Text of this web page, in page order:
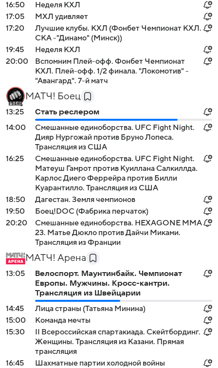
16:50
Неделя КХЛ
17:05
МХЛ удивляет
17:20
Лучшие клубы. КХЛ (Фонбет Чемпионат КХЛ.
СКА -"Динамо" (Минск))
19:45
Неделя КХЛ
20:00
Вспомним Плей-офф. Фонбет Чемпионат
КХЛ. Плей-офф. 1/2 финала. "Локомотив" -
"Авангард". 7-й матч
МАТЧ! Боец
13:25
Стать реслером
14:00
Смешанные единоборства. UFC Fight Night.
Дияр Нургожай против Бруно Лопеса.
Трансляция из США
16:25
Смешанные единоборства. UFC Fight Night.
Матеуш Гамрот против Куиллана Салкиллда.
Карлос Диего Феррейра против Билли
Куарантилло. Трансляция из США
18:50
Дагестан. Земля чемпионов
19:50
Боец!DOC (Фабрика перчаток)
20:20
Смешанные единоборства. HEXAGONE MMA
23. Матье Дюкло против Дайчи Миками.
Трансляция из Франции
МАТЧ! Арена
13:05
Велоспорт. Маунтинбайк. Чемпионат
Европы. Мужчины. Кросс-кантри.
Трансляция из Швейцарии
14:45
Лица страны (Татьяна Минина)
15:00
Команда мечты
15:30
II Всероссийская спартакиада. Скейтбординг.
Женщины. Трансляция из Казани. Прямая
трансляция
16:45
Шахматные партии холодной войны